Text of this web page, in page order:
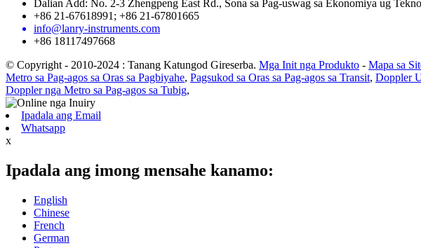
Dalian Add: No. 2-3 Zhengpeng East Rd., Sona sa Pag-uswag sa Ekonomiya ug
+86 21-67618991; +86 21-67801665
info@lanry-instruments.com
+86 18117497668
© Copyright - 2010-2024 : Tanang Katungod Gireserba. Mga Init nga Produkto - Mapa sa
Metro sa Pag-agos sa Oras sa Pagbiyahe, Pagsukod sa Oras sa Pag-agos sa Transit, Doppler
Doppler nga Metro sa Pag-agos sa Tubig,
Ipadala ang Email
Whatsapp
x
Ipadala ang imong mensahe kanamo:
English
Chinese
French
German